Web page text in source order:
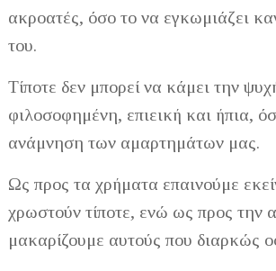
ακροατές, όσο το να εγκωμιάζει
του.
Τίποτε δεν μπορεί να κάμει την
φιλοσοφημένη, επιεική και ήπια,
ανάμνηση των αμαρτημάτων μας.
Ως προς τα χρήματα επαινούμε
χρωστούν τίποτε, ενώ ως προς την
μακαρίζουμε αυτούς που διαρκώς